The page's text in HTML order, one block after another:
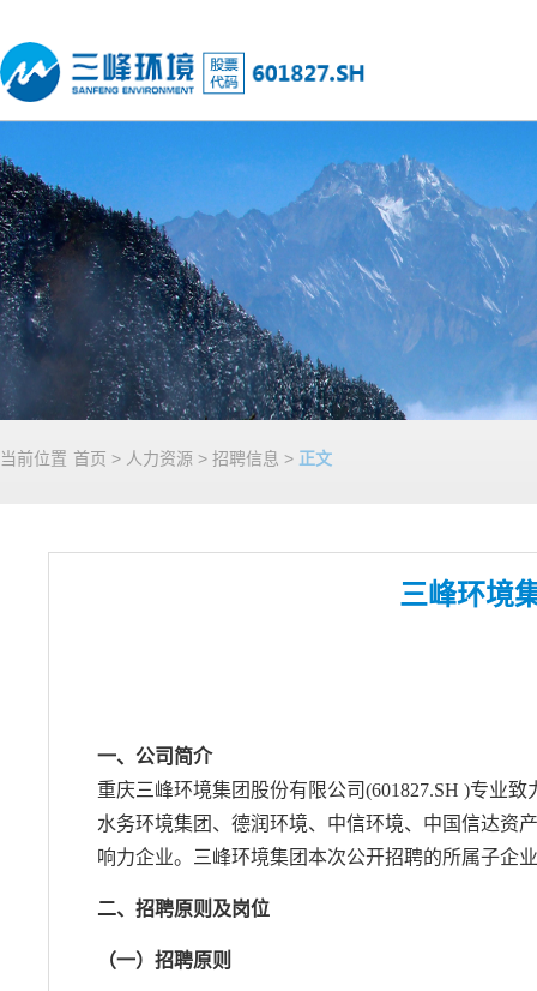
当前位置 首页 > 人力资源 > 招聘信息 > 正文
三峰环境
一、公司简介
重庆三峰环境集团股份有限公司(601827.SH )专业
水务环境集团、德润环境、中信环境、中国信达资
响力企业。三峰环境集团本次公开招聘的所属子企
二、招聘原则及岗位
（一）招聘原则